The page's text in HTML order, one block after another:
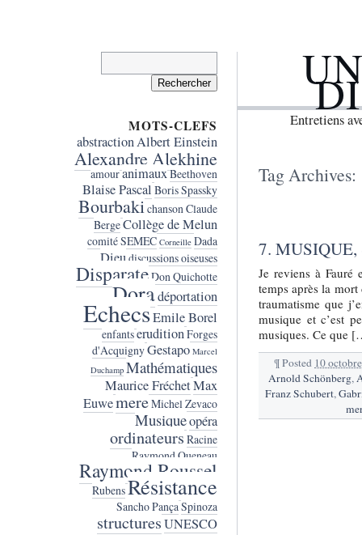
Entretiens
Tag Archives:
7.
Je reviens à Fauré
temps après la
traumatisme que
musique et c’est
musiques. Ce que
¶Posted 10
Arnold Schönberg,
Franz Schubert,
MOTS-CLEFS
abstractionAlbert Einstein
Alexandre Alekhine
amouranimauxBeethoven
Blaise Pascal Boris Spassky
BourbakichansonClaude
BergeCollège de Melun
comité SEMEC Corneille Dada
Dieu discussions oiseuses
DisparateDon Quichotte
Doradéportation
EchecsEmile Borel
enfantseruditionForges
d'AcquignyGestapo Marcel
Duchamp Mathématiques
Maurice FréchetMax
EuwemereMichel Zevaco
Musiqueopéra
ordinateurs Racine
Raymond Queneau
Raymond Roussel
RubensRésistance
Sancho PançaSpinoza
structuresUNESCO